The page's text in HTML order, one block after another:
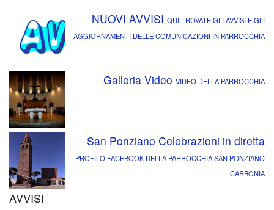
NUOVI AVVISI QUI TROVATE GLI AVVISI E GLI
AGGIORNAMENTI DELLE COMUNICAZIONI IN PARROCCHIA
Galleria Video VIDEO DELLA PARROCCHIA
San Ponziano Celebrazioni in diretta
PROFILO FACEBOOK DELLA PARROCCHIA SAN PONZIANO
CARBONIA
AVVISI